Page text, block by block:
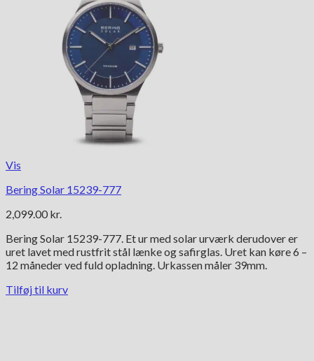
Vis
Bering Solar 15239-777
2,099.00 kr.
Bering Solar 15239-777. Et ur med solar urværk derudover er
uret lavet med rustfrit stål lænke og safirglas. Uret kan køre 6 –
12 måneder ved fuld opladning. Urkassen måler 39mm.
Tilføj til kurv